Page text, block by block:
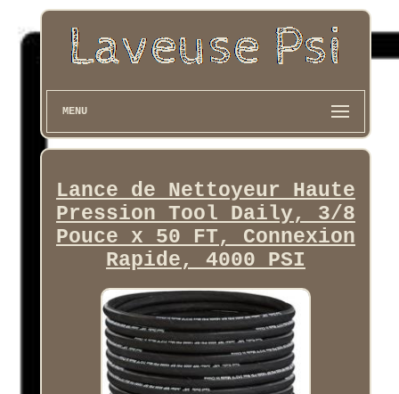
MENU
Lance de Nettoyeur Haute
Pression Tool Daily, 3/8
Pouce x 50 FT, Connexion
Rapide, 4000 PSI